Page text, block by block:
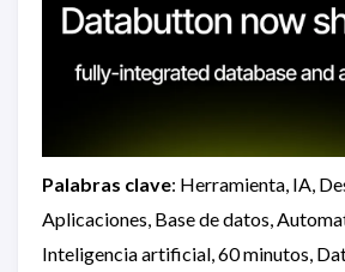
Palabras clave: Herramienta, IA,
Aplicaciones, Base de datos,
Inteligencia artificial, 60 minutos,